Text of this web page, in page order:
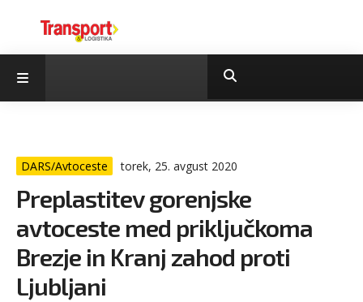
DARS/Avtoceste torek, 25. avgust 2020
Preplastitev gorenjske
avtoceste med priključkoma
Brezje in Kranj zahod proti
Ljubljani